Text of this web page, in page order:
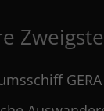
GERA